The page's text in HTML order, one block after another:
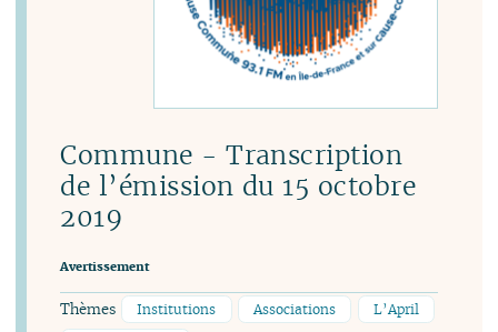
Commune - Transcription
de l’émission du 15 octobre
2019
Avertissement
Thèmes Institutions Associations
L’April